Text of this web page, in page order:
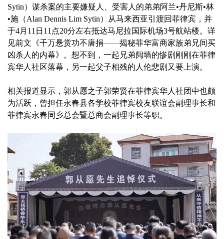
Sytin）谋杀案的主要嫌疑人、受害人的弟弟阿兰•丹尼斯•林
•施（Alan Dennis Lim Sytin）从马来西亚引渡回菲律宾，并
于4月11日11点20分左右抵达马尼拉国际机场3号航站楼。详
见前文《千万悬赏功不唐捐——揭秘菲华富商家族弟兄间买
凶杀人的内幕》。想不到，一起兄弟阋墙的惨剧刚刚在菲律
宾华人社区落幕，另一起父子相残的人伦悲剧又要上演。
相关报道显示，郭从愿之子郭荣贤在菲律宾华人社团中也颇
为活跃，曾担任永春县各学校菲律宾校友联谊会副理事长和
菲律宾永春同乡总会暨总商会副理事长等职。